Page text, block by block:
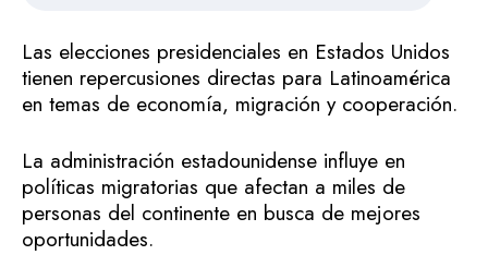
Las elecciones presidenciales en Estados Unidos
tienen repercusiones directas para Latinoamérica
en temas de economía, migración y cooperación.
La administración estadounidense influye en
políticas migratorias que afectan a miles de
personas del continente en busca de mejores
oportunidades.